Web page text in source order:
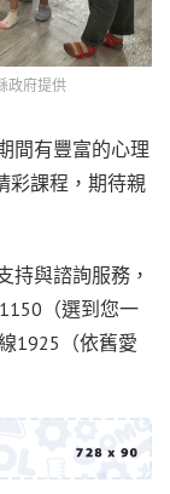
政府提供
間有豐富的心理
彩課程，期待親
持與諮詢服務，
（選到您一
1925（依舊愛